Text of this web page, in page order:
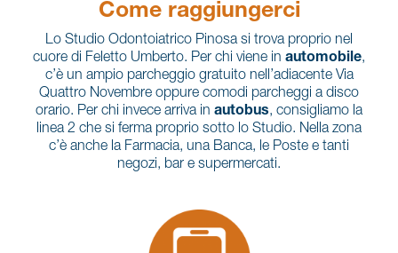
Come raggiungerci
Lo Studio Odontoiatrico Pinosa si trova proprio nel
cuore di Feletto Umberto. Per chi viene in automobile,
c’è un ampio parcheggio gratuito nell’adiacente Via
Quattro Novembre oppure comodi parcheggi a disco
orario. Per chi invece arriva in autobus, consigliamo la
linea 2 che si ferma proprio sotto lo Studio. Nella zona
c’è anche la Farmacia, una Banca, le Poste e tanti
negozi, bar e supermercati.